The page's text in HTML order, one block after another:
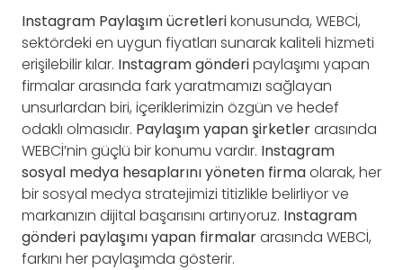
Instagram Paylaşım ücretlerikonusunda, WEBCİ,
sektördeki en uygun fiyatları sunarak kaliteli hizmeti
erişilebilir kılar. Instagram gönderipaylaşımı yapan
firmalar arasında fark yaratmamızı sağlayan
unsurlardan biri, içeriklerimizin özgün ve hedef
odaklı olmasıdır. Paylaşım yapan şirketlerarasında
WEBCİ’nin güçlü bir konumu vardır. Instagram
sosyal medya hesaplarını yöneten firmaolarak, her
bir sosyal medya stratejimizi titizlikle belirliyor ve
markanızın dijital başarısını artırıyoruz. Instagram
gönderi paylaşımı yapan firmalararasında WEBCİ,
farkını her paylaşımda gösterir.